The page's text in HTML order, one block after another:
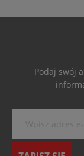
Podaj swój